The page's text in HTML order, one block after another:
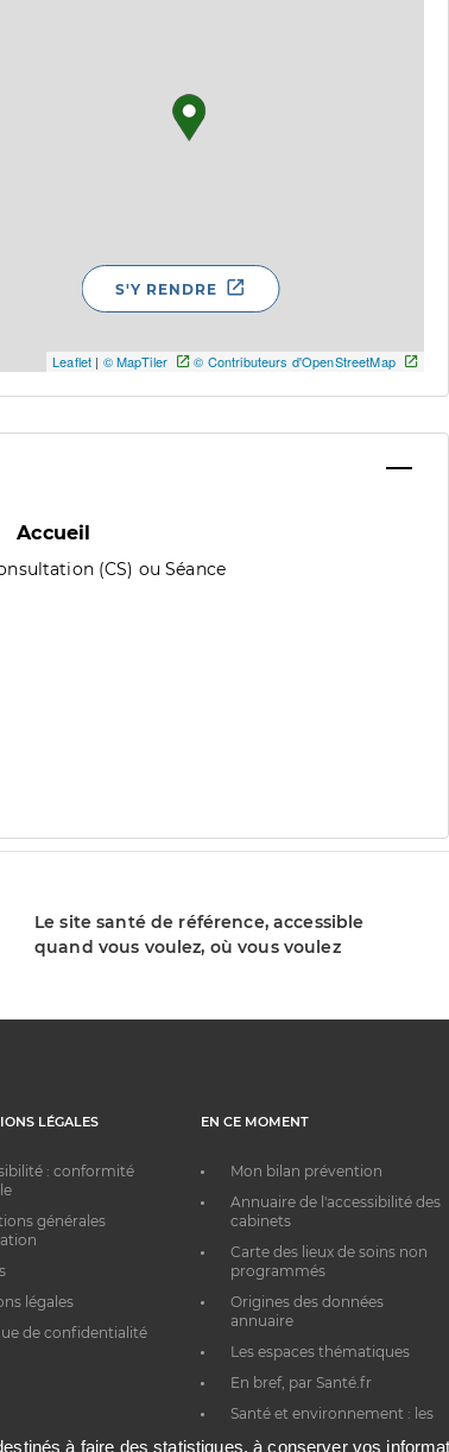
Leaflet | © MapTiler © Contributeurs d'OpenStreetMap
S'Y RENDRE
Accueil
(CS) ou Séance
Le site santé de référence, accessible
quand vous voulez, où vous voulez
LÉGALES
: conformité
générales
légales
de confidentialité
EN CE MOMENT
Mon bilan prévention
Annuaire de l'accessibilité des
cabinets
Carte des lieux de soins non
programmés
Origines des données
annuaire
Les espaces thématiques
En bref, par Santé.fr
Santé et environnement : les
à faire des statistiques, à conserver vos